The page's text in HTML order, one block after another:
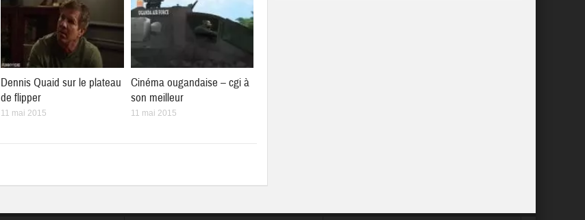
Dennis Quaid sur le plateau
de flipper
11 mai 2015
Cinéma ougandaise – cgi à
son meilleur
11 mai 2015